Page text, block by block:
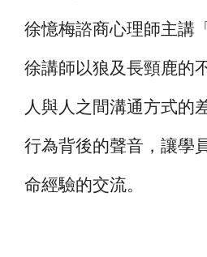
徐憶梅諮商心理師主講
徐講師以狼及長頸鹿的
人與人之間溝通方式的
行為背後的聲音，讓學
命經驗的交流。